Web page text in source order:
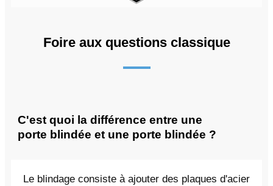
Foire aux questions classique
C'est quoi la différence entre une
porte blindée et une porte blindée ?
Le blindage consiste à ajouter des plaques d'acier